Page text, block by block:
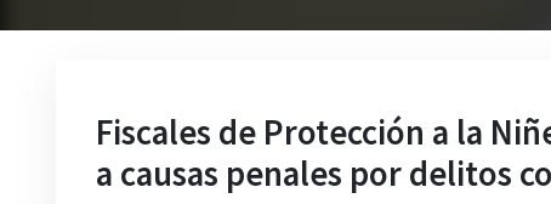
Fiscales de Protección a la
a causas penales por delitos